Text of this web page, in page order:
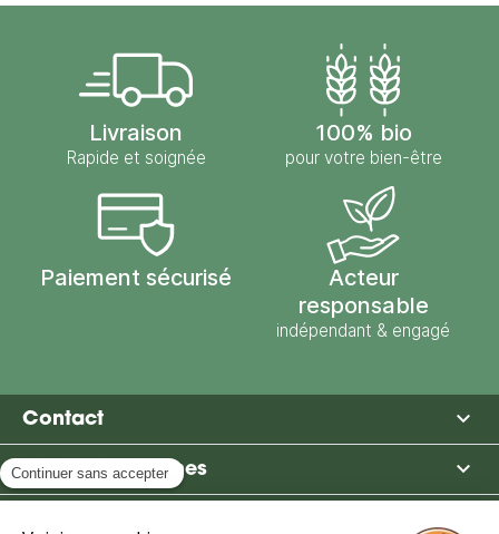
Livraison
Rapide et soignée
100% bio
pour votre bien-être
Paiement sécurisé
Acteur
responsable
indépendant & engagé
Contact 
Moulin des Moines 